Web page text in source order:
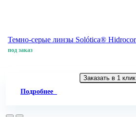
Темно-серые линзы Solótica®
под заказ
Заказать в 1 клик
Подробнее